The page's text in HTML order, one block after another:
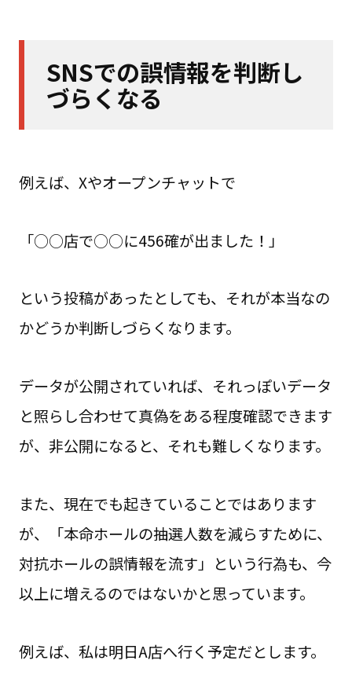
SNSでの誤情報を判断し
づらくなる
例えば、Xやオープンチャットで
「○○店で○○に456確が出ました！」
という投稿があったとしても、それが本当なの
かどうか判断しづらくなります。
データが公開されていれば、それっぽいデータ
と照らし合わせて真偽をある程度確認できます
が、非公開になると、それも難しくなります。
また、現在でも起きていることではあります
が、「本命ホールの抽選人数を減らすために、
対抗ホールの誤情報を流す」という行為も、今
以上に増えるのではないかと思っています。
例えば、私は明日A店へ行く予定だとします。